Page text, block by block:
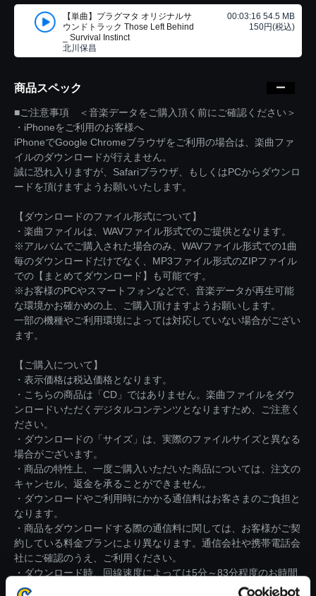
【単曲】プラグマタ オリジナルサ
ウンドトラック Those Left Behind
_ Survival Instinct
北川保昌
00:03:16 54.5 MB
150円(税込)
商品スペック
■ご注意事項 ＜音楽データをご購入頂く前にご確認ください＞
・iPhoneをご利用のお客様へ
iPhoneでGoogle Chromeブラウザをご利用の場合は、楽曲ファ
イルのダウンロードが行えません。
誠に恐れ入りますが、Safariブラウザ、もしくはPCからダウンロ
ードを頂けますようお願いいたします。
【ダウンロードのファイル形式について】
・楽曲ファイルは、WAVファイル形式でのご提供となります。
※アルバムでご購入された場合のみ、WAVファイル形式での1曲
毎のダウンロードだけでなく、MP3ファイル形式のZIPファイル
での【まとめてダウンロード】も可能です。
※お客様のPCやスマートフォンなどで、音楽データが再生可能
な環境かお確かめの上、ご購入頂けますようお願いします。
一部の機種やご利用環境によっては対応していない場合がござい
ます。
【ご購入について】
・表示価格は税込価格となります。
・こちらの商品は「CD」ではありません。楽曲ファイルをダウ
ンロードいただくデジタルコンテンツとなりますため、ご注意く
ださい。
・ダウンロードの「サイズ」は、実際のファイルサイズと異なる
場合がございます。
・商品の特性上、一度ご購入いただいた商品については、注文の
キャンセル、返金を承ることができません。
・ダウンロードやご利用時にかかる通信料はお客さまのご負担と
なります。
・商品をダウンロードする際の通信料に関しては、お客様がご契
約している料金プランにより異なります。通信会社や携帯電話会
社にご確認のうえ、ご利用ください。
・ダウンロード時、回線速度によっては5分～83分程度のお時間
がかかる場合がございます。